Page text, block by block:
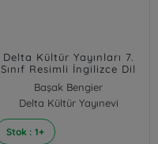
Delta Kültür Yayınları 7.
Sınıf Resimli İngilizce Dil
Kartları Delta Kültür
Başak Bengier
Delta Kültür Yayınevi
Stok : 1+